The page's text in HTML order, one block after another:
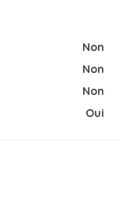
Non
Non
Non
Oui